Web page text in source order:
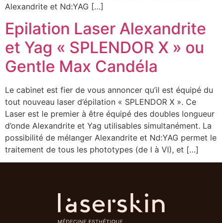
Alexandrite et Nd:YAG […]
Epilation Laser Alexandrite
et Yag « SPLENDOR X » ou
Gentle Max Candéla
Le cabinet est fier de vous annoncer qu’il est équipé du
tout nouveau laser d’épilation « SPLENDOR X ». Ce
Laser est le premier à être équipé des doubles longueur
d’onde Alexandrite et Yag utilisables simultanément. La
possibilité de mélanger Alexandrite et Nd:YAG permet le
traitement de tous les phototypes (de I à VI), et […]